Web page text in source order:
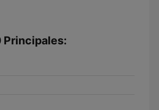
Principales: